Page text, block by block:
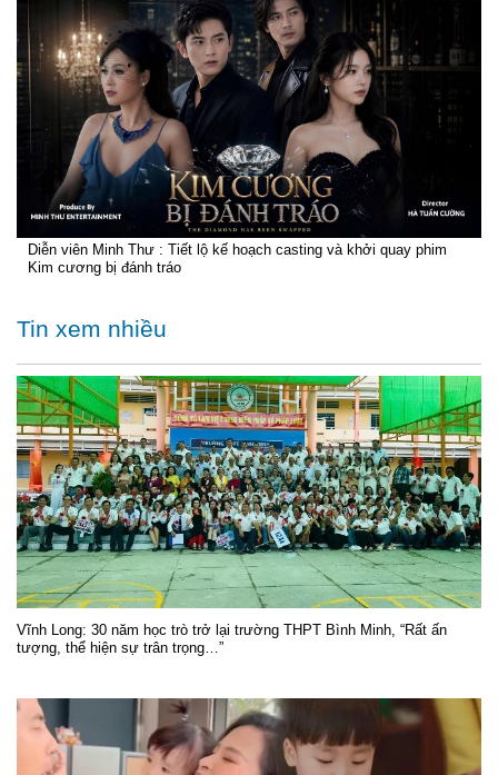
Diễn viên Minh Thư : Tiết lộ kế hoạch casting và khởi quay phim
Kim cương bị đánh tráo
Tin xem nhiều
Vĩnh Long: 30 năm học trò trở lại trường THPT Bình Minh, “Rất ấn
tượng, thể hiện sự trân trọng…”